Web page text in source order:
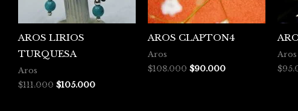
AROS LIRIOS
TURQUESA
Aros
$111.000 $105.000
AROS CLAPTON4
Aros
$108.000 $90.000
Aros
$